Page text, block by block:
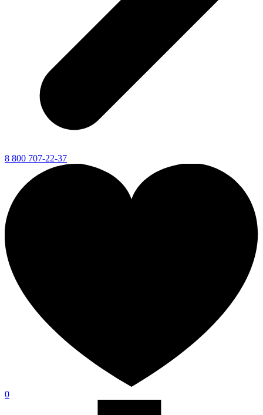
8 800 707-22-37
0